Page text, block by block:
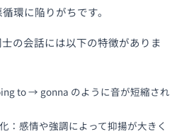
環に陥りがちです。
の会話には以下の特徴がありま
to → gonna のように音が短縮され
：感情や強調によって抑揚が大きく